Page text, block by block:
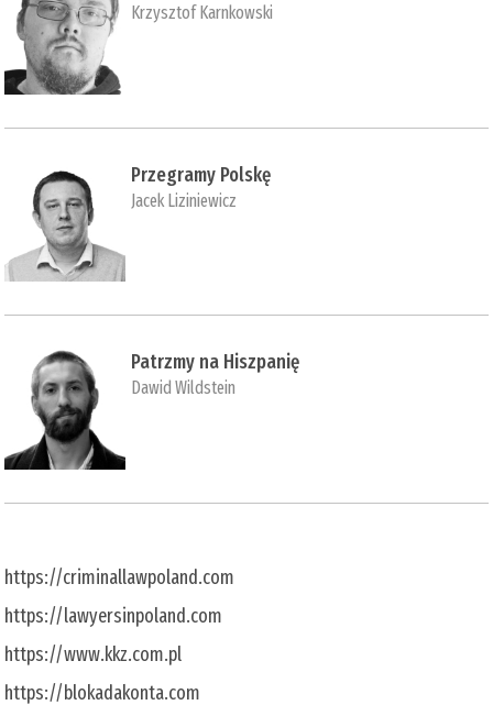
Krzysztof Karnkowski
Przegramy Polskę
Jacek Liziniewicz
Patrzmy na Hiszpanię
Dawid Wildstein
https://criminallawpoland.com
https://lawyersinpoland.com
https://www.kkz.com.pl
https://blokadakonta.com